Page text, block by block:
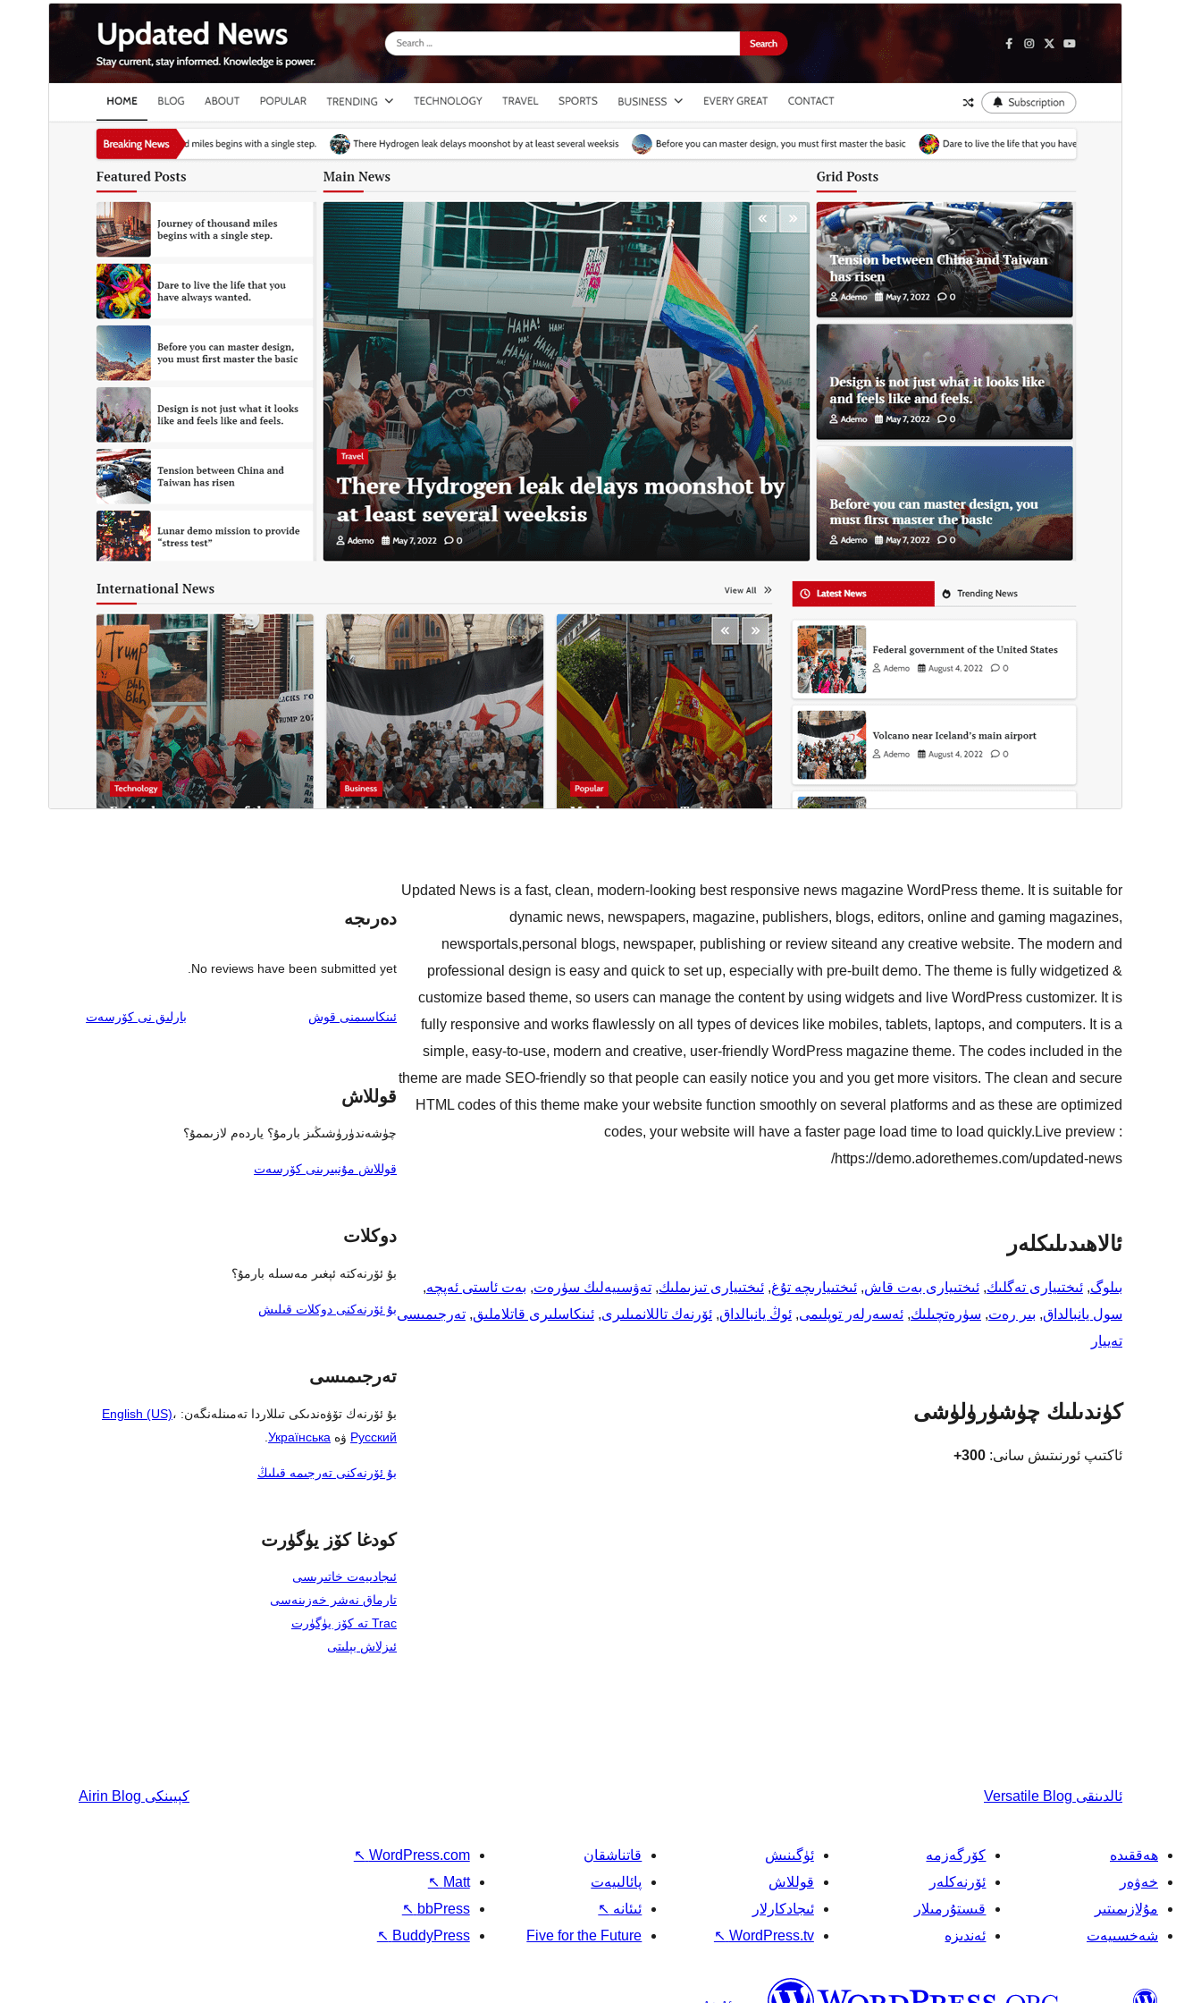
سودا ئۆرنەك
بۇ ئۆرنەك ھەقسىز ئەمما ھەقلىق نۇسخىسىغا سودا
خاراكتېرلىك يېڭىلاش ياكى قوللاش مۇلازىمىتى تەمىنلەيدۇ.
نەشرى
1.0.3
ئاخىرقى يېڭىلانغان ۋاقتى
2025-يىل 5-6
ئاكتىپ ئورنىتىش سانى
300+
WordPress نەشرى
5.0
PHP نەشرى
7.4
ئۆرنەك باش بېتى
Updated News is a fast, clean, modern-looking best responsive news magazine WordPress theme. It is suitable for
dynamic news, newspapers, magazine, publishers, blogs, editors, online and gaming magazines,
newsportals,personal blogs, newspaper, publishing or review siteand any creative website. The modern and
professional design is easy and quick to set up, especially with pre-built demo. The theme is fully widgetized &
customize based theme, so users can manage the content by using widgets and live WordPress customizer. It is
fully responsive and works flawlessly on all types of devices like mobiles, tablets, laptops, and computers. It is a
simple, easy-to-use, modern and creative, user-friendly WordPress magazine theme. The codes included in the
theme are made SEO-friendly so that people can easily notice you and you get more visitors. The clean and secure
HTML codes of this theme make your website function smoothly on several platforms and as these are optimized
codes, your website will have a faster page load time to load quickly.Live preview :
https://demo.adorethemes.com/updated-news/
ئالاھىدىلىكلەر
بىلوگ, ئىختىيارى تەگلىك, ئىختىيارى بەت قاش, ئىختىيارىچە تۇغ, ئىختىيارى تىزىملىك, تەۋسىيەلىك سۈرەت, بەت ئاستى ئەپچە,
سول يانبالداق, بىر رەت, سۈرەتچىلىك, ئەسەرلەر توپلىمى, ئوڭ يانبالداق, ئۆرنەك تاللانمىلىرى, ئىنكاسلىرى قاتلاملىق, تەرجىمىسى
تەييار
كۈندىلىك چۈشۈرۈلۈشى
ئاكتىپ ئورنىتىش سانى: 300+
دەرىجە
No reviews have been submitted yet.
ئىنكاسىمنى قوش بارلىق ئىنكاس
نى كۆرسەت
قوللاش
چۈشەندۈرۈشىڭىز بارمۇ؟ ياردەم لازىممۇ؟
قوللاش مۇنبىرىنى كۆرسەت
دوكلات
بۇ ئۆرنەكتە ئېغىر مەسىلە بارمۇ؟
بۇ ئۆرنەكنى دوكلات قىلىش
تەرجىمىسى
بۇ ئۆرنەك تۆۋەندىكى تىللاردا تەمىنلەنگەن: English (US)،
Русский ۋە Українська
بۇ ئۆرنەكنى تەرجىمە قىلىڭ
كودغا كۆز يۈگۈرت
ئىجادىيەت خاتىرىسى
تارماق نەشر خەزىنەسى
Trac تە كۆز يۈگۈرت
ئىزلاش بېلىتى
ئالدىنقى Versatile Blog كېيىنكى Airin Blog
ھەققىدە
خەۋەر
مۇلازىمىتىر
شەخسىيەت
كۆرگەزمە
ئۆرنەكلەر
قىستۇرمىلار
ئەندىزە
ئۈگىنىش
قوللاش
ئىجادكارلار
WordPress.tv
↖
قاتناشقان
پائالىيەت
ئىئانە ↖
Five for the Future
WordPress.com
↖
Matt
↖
bbPress
↖
BuddyPress
↖